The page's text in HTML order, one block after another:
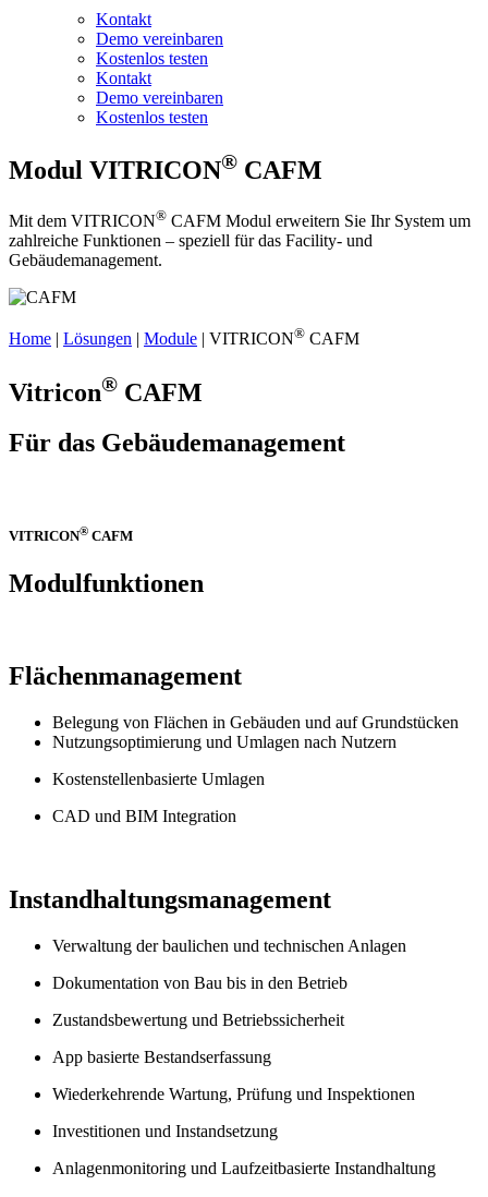
Kontakt
Demo vereinbaren
Kostenlos testen
Kontakt
Demo vereinbaren
Kostenlos testen
Modul VITRICON® CAFM
Mit dem VITRICON® CAFM Modul erweitern Sie Ihr System um
zahlreiche Funktionen – speziell für das Facility- und
Gebäudemanagement.
Home Lösungen Module | VITRICON® CAFM
Vitricon® CAFM
Für das Gebäudemanagement
VITRICON® CAFM
Modulfunktionen
Flächenmanagement
Belegung von Flächen in Gebäuden und auf Grundstücken
Nutzungsoptimierung und Umlagen nach Nutzern
Kostenstellenbasierte Umlagen
CAD und BIM Integration
Instandhaltungsmanagement
Verwaltung der baulichen und technischen Anlagen
Dokumentation von Bau bis in den Betrieb
Zustandsbewertung und Betriebssicherheit
App basierte Bestandserfassung
Wiederkehrende Wartung, Prüfung und Inspektionen
Investitionen und Instandsetzung
Anlagenmonitoring und Laufzeitbasierte Instandhaltung